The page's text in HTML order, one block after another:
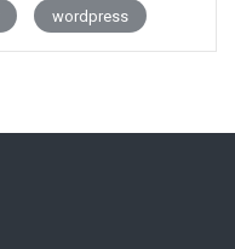
wordpress